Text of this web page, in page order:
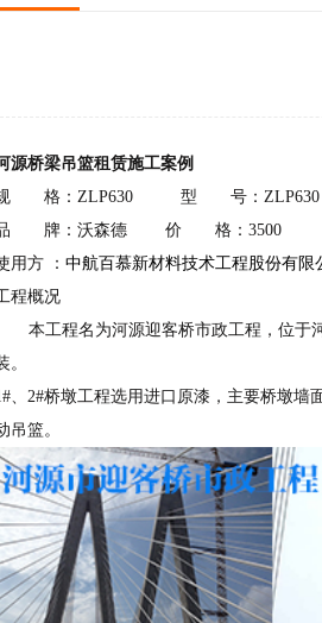
源桥梁吊篮租赁施工案例
格：ZLP630 型 号：
牌：沃森德 价 格：3500 用
用方 ： 中航百慕新材料技术工程股份有限
程概况
本工程名为河源迎客桥市政工程，位于
。
、2#桥墩工程选用进口原漆，主要桥墩墙
吊篮。